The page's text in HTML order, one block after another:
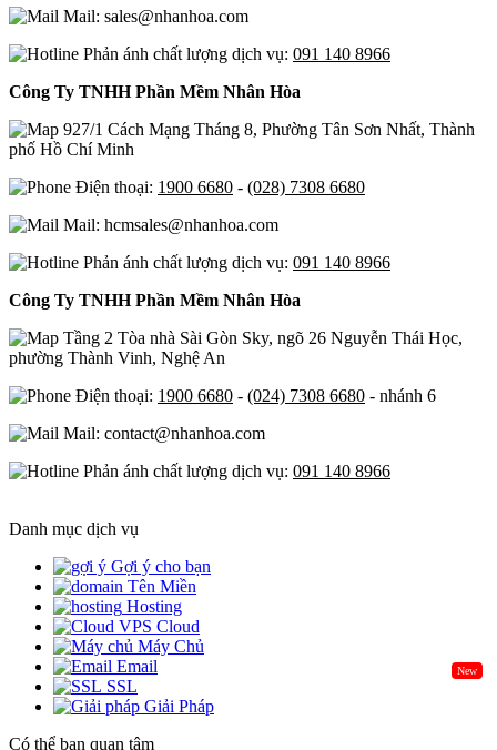
Mail: sales@nhanhoa.com
Phản ánh chất lượng dịch vụ: 091 140 8966
Công Ty TNHH Phần Mềm Nhân Hòa
927/1 Cách Mạng Tháng 8, Phường Tân Sơn Nhất, Thành
phố Hồ Chí Minh
Điện thoại: 1900 6680 - (028) 7308 6680
Mail: hcmsales@nhanhoa.com
Phản ánh chất lượng dịch vụ: 091 140 8966
Công Ty TNHH Phần Mềm Nhân Hòa
Tầng 2 Tòa nhà Sài Gòn Sky, ngõ 26 Nguyễn Thái Học,
phường Thành Vinh, Nghệ An
Điện thoại: 1900 6680 - (024) 7308 6680 - nhánh 6
Mail: contact@nhanhoa.com
Phản ánh chất lượng dịch vụ: 091 140 8966
Danh mục dịch vụ
Gợi ý cho bạn
Tên Miền
Hosting
Cloud
Máy Chủ
New
Email
SSL
Giải Pháp
Có thể bạn quan tâm